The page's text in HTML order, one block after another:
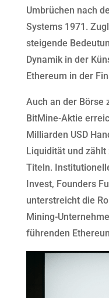
Umbrüchen nach
Systems 1971.
steigende
Dynamik in der
Ethereum in der
Auch an der Börse
BitMine-Aktie
Milliarden USD
Liquidität und zählt
Titeln.
Invest, Founders
unterstreicht die
Mining-
führenden